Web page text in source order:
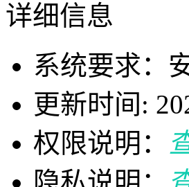
详细信息
系统要求：
更新时间:
权限说明：